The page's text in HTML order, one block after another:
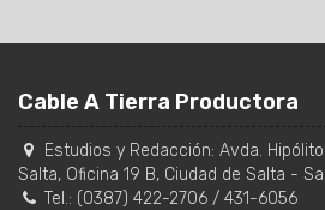
Cable A Tierra Productora
Estudios y Redacción: Avda.
Salta, Oficina 19 B, Ciudad de Salta -
Tel.: (0387) 422-2706 / 431-6056